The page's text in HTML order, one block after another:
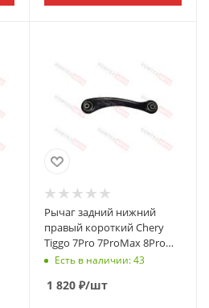
Рычаг задний нижний
правый короткий Chery
Tiggo 7Pro 7ProMax 8Pro
8ProMax Exeed LX Omoda
Есть в наличии: 43
1 820 ₽/шт